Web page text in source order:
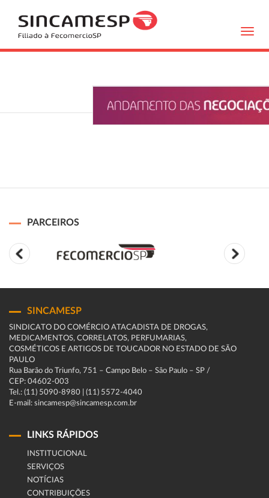
PARCEIROS
SINCAMESP
SINDICATO DO COMÉRCIO ATACADISTA DE DROGAS,
MEDICAMENTOS, CORRELATOS, PERFUMARIAS,
COSMÉTICOS E ARTIGOS DE TOUCADOR NO ESTADO DE SÃO
PAULO
Rua Barão do Triunfo, 751 – Campo Belo – São Paulo – SP /
CEP: 04602-003
Tel.: (11) 5090-8980 | (11) 5572-4040
E-mail: sincamesp@sincamesp.com.br
LINKS RÁPIDOS
INSTITUCIONAL
SERVIÇOS
NOTÍCIAS
CONTRIBUIÇÕES